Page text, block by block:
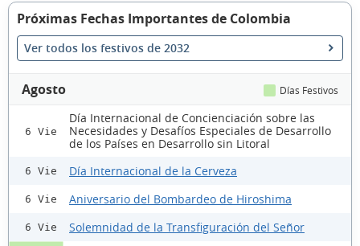
Próximas Fechas Importantes de Colombia
Ver todos los festivos de 2032
Agosto Días Festivos
6 Vie
Día Internacional de Concienciación sobre las
Necesidades y Desafíos Especiales de Desarrollo
de los Países en Desarrollo sin Litoral
6 Vie Día Internacional de la Cerveza
6 Vie Aniversario del Bombardeo de Hiroshima
6 Vie Solemnidad de la Transfiguración del Señor